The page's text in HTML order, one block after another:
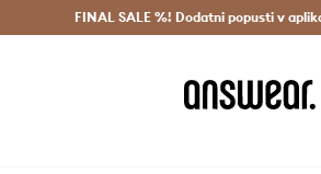
Dostava v 3 dneh > Prihrani z
FINAL SALE %! Dodatni popusti v